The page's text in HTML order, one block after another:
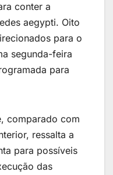
conter a
aegypti. Oito
para o
segunda-feira
para
comparado com
ressalta a
para possíveis
das